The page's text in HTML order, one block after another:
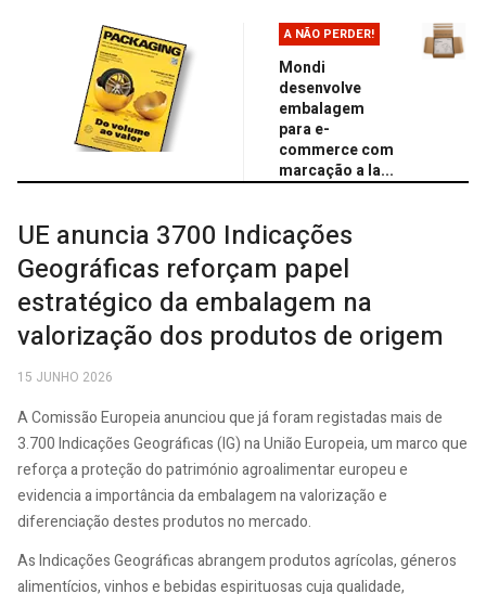
A NÃO PERDER!
Mondi
desenvolve
embalagem
para e-
commerce com
marcação a la...
UE anuncia 3700 Indicações
Geográficas reforçam papel
estratégico da embalagem na
valorização dos produtos de origem
15 JUNHO 2026
A Comissão Europeia anunciou que já foram registadas mais de
3.700 Indicações Geográficas (IG) na União Europeia, um marco que
reforça a proteção do património agroalimentar europeu e
evidencia a importância da embalagem na valorização e
diferenciação destes produtos no mercado.
As Indicações Geográficas abrangem produtos agrícolas, géneros
alimentícios, vinhos e bebidas espirituosas cuja qualidade,